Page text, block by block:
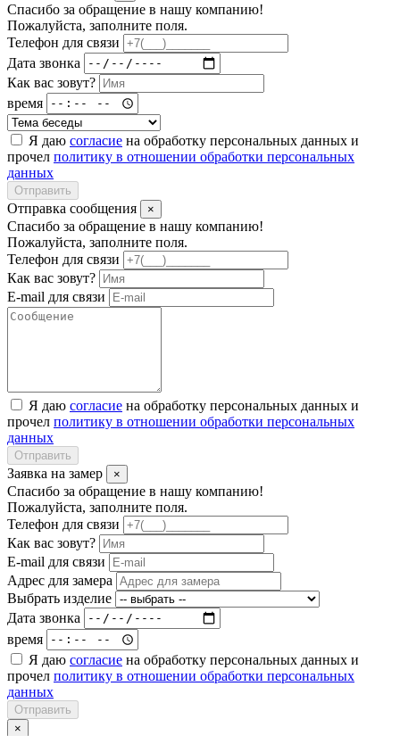
Спасибо за обращение в нашу компанию!
Пожалуйста, заполните поля.
Телефон для связи
Дата звонка
Как вас зовут?
время
Я даю согласие на обработку персональных данных и
прочел политику в отношении обработки персональных
данных
Отправить
Отправка сообщения ×
Спасибо за обращение в нашу компанию!
Пожалуйста, заполните поля.
Телефон для связи
Как вас зовут?
E-mail для связи
Я даю согласие на обработку персональных данных и
прочел политику в отношении обработки персональных
данных
Отправить
Заявка на замер ×
Спасибо за обращение в нашу компанию!
Пожалуйста, заполните поля.
Телефон для связи
Как вас зовут?
E-mail для связи
Адрес для замера
Выбрать изделие
Дата звонка
время
Я даю согласие на обработку персональных данных и
прочел политику в отношении обработки персональных
данных
Отправить
×